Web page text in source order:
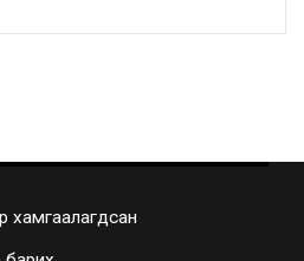
хамгаалагдсан